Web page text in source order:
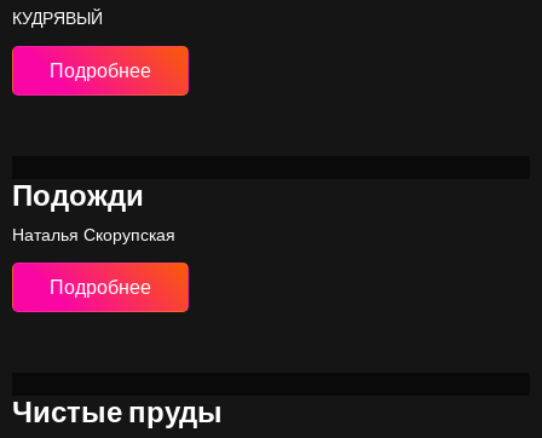
КУДРЯВЫЙ
Подробнее
Подожди
Наталья Скорупская
Подробнее
Чистые пруды